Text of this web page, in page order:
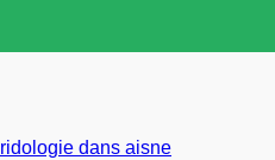
Iridologie dans aisne